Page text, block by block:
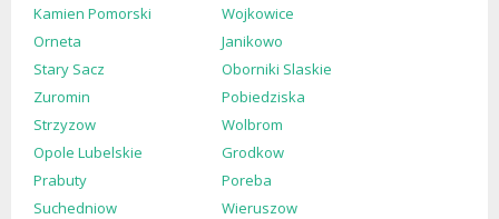
Kamien Pomorski
Wojkowice
Orneta
Janikowo
Stary Sacz
Oborniki Slaskie
Zuromin
Pobiedziska
Strzyzow
Wolbrom
Opole Lubelskie
Grodkow
Prabuty
Poreba
Suchedniow
Wieruszow